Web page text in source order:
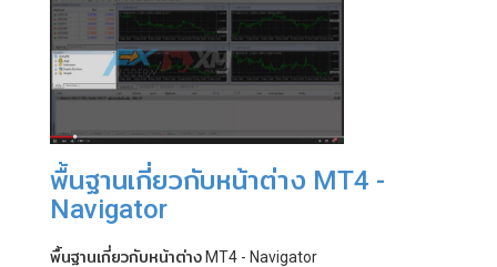
พื้นฐานเกี่ยวกับหน้าต่าง MT4 -
Navigator
พื้นฐานเกี่ยวกับหน้าต่าง MT4 - Navigator